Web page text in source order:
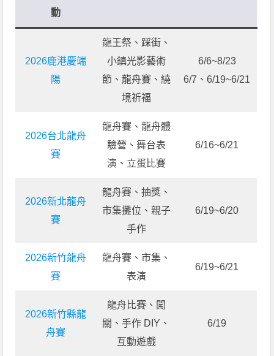
動
2026鹿港慶端
陽
龍王祭、踩街、
小鎮光影藝術
節、龍舟賽、繞
境祈福
6/6~8/23
6/7、6/19~6/21
2026台北龍舟
賽
龍舟賽、龍舟體
驗營、舞台表
演、立蛋比賽
6/16~6/21
2026新北龍舟
賽
龍舟賽、抽獎、
市集攤位、親子
手作
6/19~6/20
2026新竹龍舟
賽
龍舟賽、市集、
表演
6/19~6/21
2026新竹縣龍
舟賽
龍舟比賽、闖
關、手作 DIY、
互動遊戲
6/19